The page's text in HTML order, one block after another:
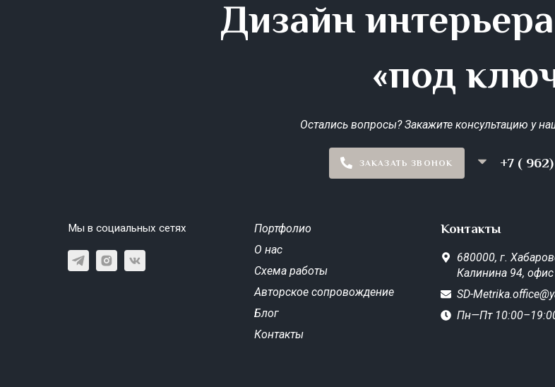
Дизайн
«под
Остались вопросы? Закажите консультацию у
ЗАКАЗАТЬ ЗВОНОК +7 (
Мы в социальных сетях
Портфолио
О нас
Схема работы
Авторское сопровождение
Блог
Контакты
Контакты
680000, г.
Калинина 94, офис
SD-
Пн—Пт